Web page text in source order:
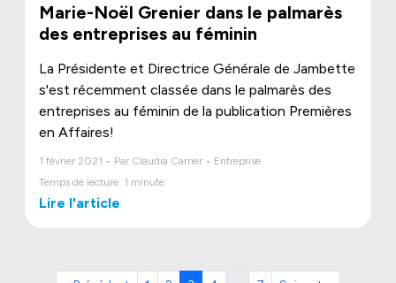
Marie-Noël Grenier dans le palmarès
des entreprises au féminin
La Présidente et Directrice Générale de Jambette
s'est récemment classée dans le palmarès des
entreprises au féminin de la publication Premières
en Affaires!
1 février 2021 • Par Claudia Carrier • Entreprise
Temps de lecture: 1 minute
Lire l'article